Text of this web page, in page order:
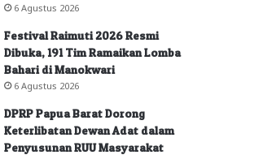
6 Agustus 2026
Festival Raimuti 2026 Resmi
Dibuka, 191 Tim Ramaikan Lomba
Bahari di Manokwari
6 Agustus 2026
DPRP Papua Barat Dorong
Keterlibatan Dewan Adat dalam
Penyusunan RUU Masyarakat